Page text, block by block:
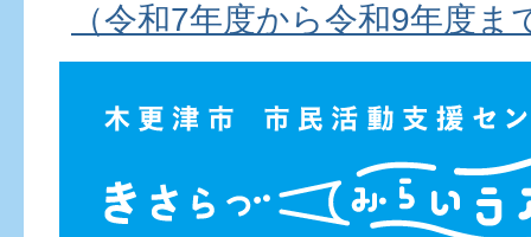
（令和7年度から令和9年度ま